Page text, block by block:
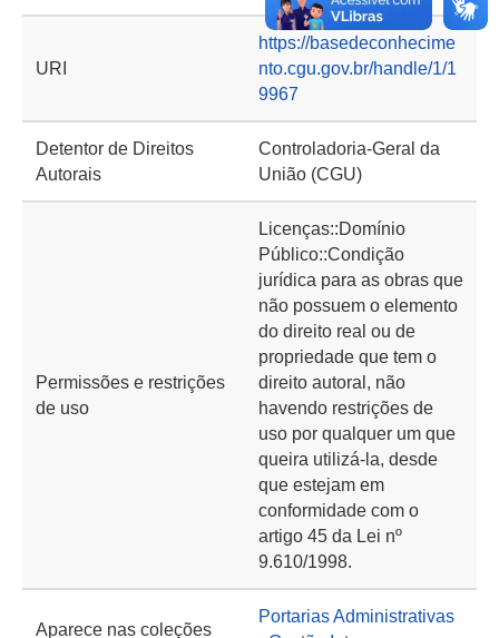
URI
https://basedeconhecime
nto.cgu.gov.br/handle/1/1
9967
Detentor de Direitos
Autorais
Controladoria-Geral da
União (CGU)
Permissões e restrições
de uso
Licenças::Domínio
Público::Condição
jurídica para as obras que
não possuem o elemento
do direito real ou de
propriedade que tem o
direito autoral, não
havendo restrições de
uso por qualquer um que
queira utilizá-la, desde
que estejam em
conformidade com o
artigo 45 da Lei nº
9.610/1998.
Aparece nas coleções
Portarias Administrativas